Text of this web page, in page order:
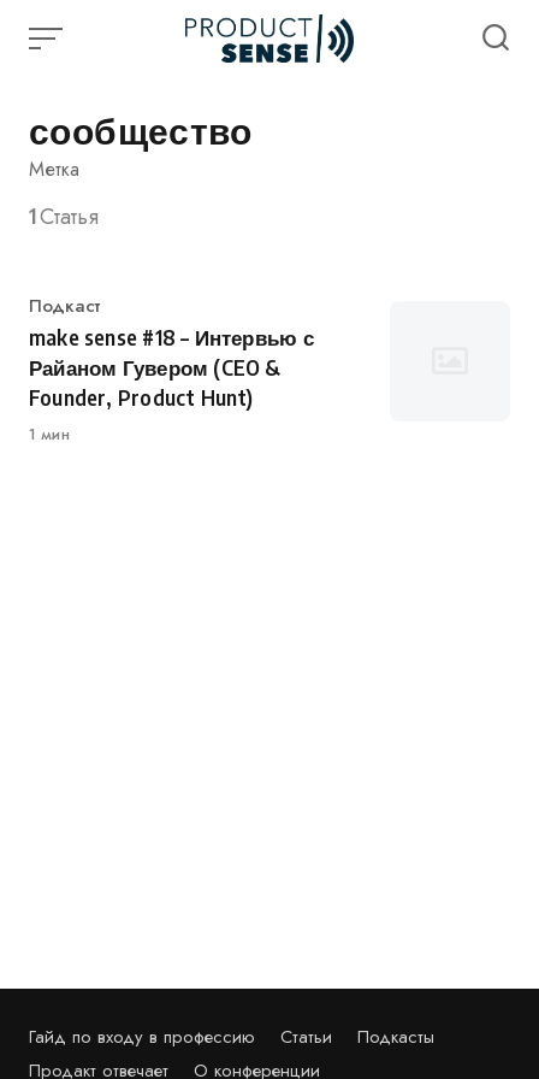
сообщество
Метка
1Статья
Категория
Подкаст
make sense #18 – Интервью с
Райаном Гувером (CEO &
Founder, Product Hunt)
1 мин
Гайд по входу в профессию Статьи
Подкасты
Продакт отвечает
О конференции